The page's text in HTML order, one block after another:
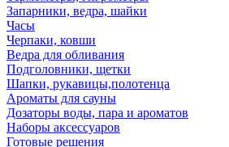
Запарники, ведра, шайки
Часы
Черпаки, ковши
Ведра для обливания
Подголовники, щетки
Шапки, рукавицы,полотенца
Ароматы для сауны
Дозаторы воды, пара и ароматов
Наборы аксессуаров
Готовые решения